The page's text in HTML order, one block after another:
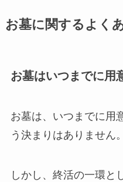
お墓に関するよく
お墓はいつまでに用
お墓は、いつまでに用
う決まりはありません。
しかし、終活の一環と